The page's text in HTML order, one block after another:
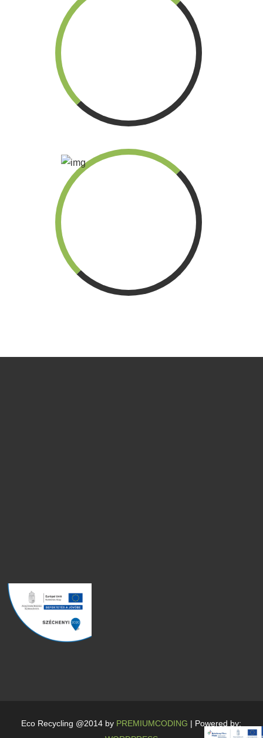
Eco Recycling @2014 by PREMIUMCODING | Powered by: